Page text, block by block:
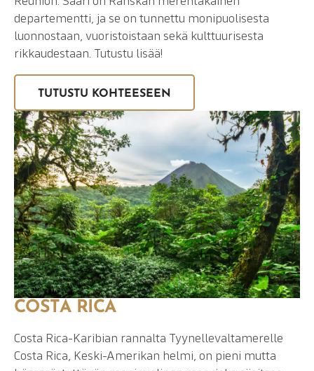
departementti, ja se on tunnettu monipuolisesta
luonnostaan, vuoristoistaan sekä kulttuurisesta
rikkaudestaan. Tutustu lisää!
TUTUSTU KOHTEESEEN
COSTA RICA
Costa Rica-Karibian rannalta Tyynellevaltamerelle
Costa Rica, Keski-Amerikan helmi, on pieni mutta